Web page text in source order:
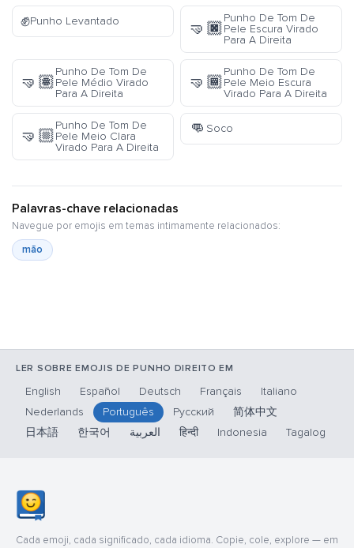
✊Punho Levantado 🤜🏿
Punho De Tom De
Pele Escura Virado
Para A Direita
🤜🏽
Punho De Tom De
Pele Médio Virado
Para A Direita
🤜🏾
Punho De Tom De
Pele Meio Escura
Virado Para A Direita
🤜🏼
Punho De Tom De
Pele Meio Clara
Virado Para A Direita
👊 Soco
Palavras-chave relacionadas
Navegue por emojis em temas intimamente relacionados:
mão
LER SOBRE EMOJIS DE PUNHO DIREITO EM
English Español Deutsch Français
Italiano
Nederlands
Português Русский
简体中文
日本語
한국어 العربية हिन्दी Indonesia Tagalog
Cada emoji, cada significado, cada idioma. Copie, cole, explore — em